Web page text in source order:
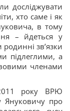
досліджувати
хто саме і як
в тому
– йдеться у
родинні зв’язки
підлеглими, а
членами
року ВРЮ
Януковичу про